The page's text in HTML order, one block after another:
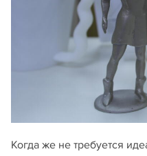
Когда же не требуется